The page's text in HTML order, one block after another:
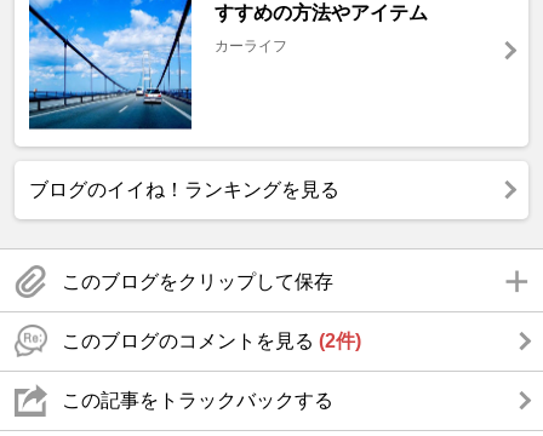
すすめの方法やアイテム
カーライフ
ブログのイイね！ランキングを見る
このブログをクリップして保存
このブログのコメントを見る (2件)
この記事をトラックバックする